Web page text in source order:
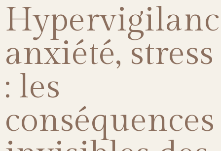
anxiété, stress
: les
conséquences